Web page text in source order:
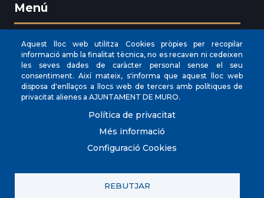
Menú
INICI
AJUNTAMENT
EL NOSTRE MUNICIPI
© Ajuntament de Muro.
Aquest lloc web utilitza Cookies pròpies per recopilar
informació amb la finalitat tècnica, no es recaven ni cedeixen
les seves dades de caràcter personal sense el seu
consentiment. Així mateix, s'informa que aquest lloc web
disposa d'enllaços a llocs web de tercers amb polítiques de
privacitat alienes a AJUNTAMENT DE MURO.
Política de privacitat
Més informació
Configuració Cookies
REBUTJAR